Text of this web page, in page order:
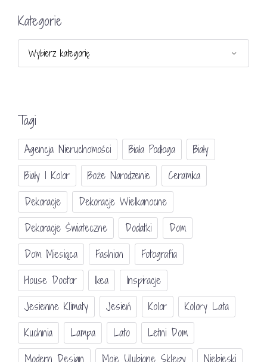
Kategorie
Tagi
Agencja Nieruchomości Biała Podłoga
Biały
Biały I Kolor
Boże Narodzenie
Ceramika
Dekoracje
Dekoracje Wielkanocne
Dekoracje Świateczne
Dodatki
Dom
Dom Miesiąca
Fashion
Fotografia
House Doctor
Ikea
Inspiracje
Jesienne Klimaty
Jesień Kolor
Kolory Lata
Kuchnia
Lampa Lato
Letni Dom
Modern Design
Moje Ulubione Sklepy
Niebieski